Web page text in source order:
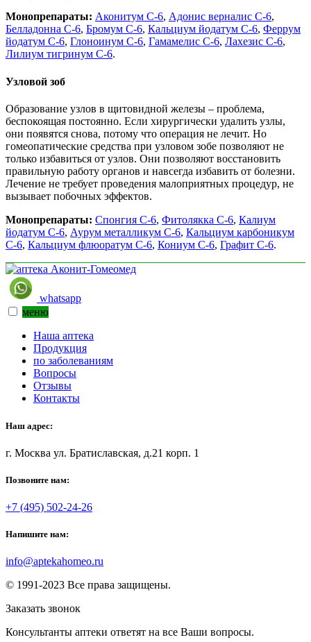
Монопрепараты: Аконитум С-6, Адонис верналис С-6,
Белладонна С-6, Бромум С-6, Кальциум йодатум С-6, Феррум
йодатум С-6, Глоноинум С-6, Гамамелис С-6, Лахезис С-6,
Лилиум тигринум С-6.
Узловой зоб
Образование узлов в щитовидной железы – проблема,
беспокоящая постоянно. Если хирургически удалить узлы,
они появятся снова, потому что операция не лечит. Но
гомеопатические средства при узловом зобе позволяют не
только избавиться от узлов. Они позволяют восстановить
правильную работу органов и навсегда избавить от болезни.
Лечение не требует проведения малоприятных процедур, не
вызывает побочных эффектов.
Монопрепараты: Спонгия С-6, Фитолякка С-6, Калиум
йодатум С-6, Аурум металликум С-6, Кальциум карбоникум
С-6, Кальциум флюоратум С-6, Кониум С-6, Графит С-6.
whatsapp
меню
Наша аптека
Продукция
по заболеваниям
Вопросы
Отзывы
Контакты
Наш адрес:
г. Москва ул. Братиславская, д.21 корп. 1
Позвоните нам:
+7 (495) 502-24-26
Напишите нам:
info@aptekahomeo.ru
© 1991-2023 Все права защищены.
Заказать звонок
Консультанты аптеки ответят на все Ваши вопросы.